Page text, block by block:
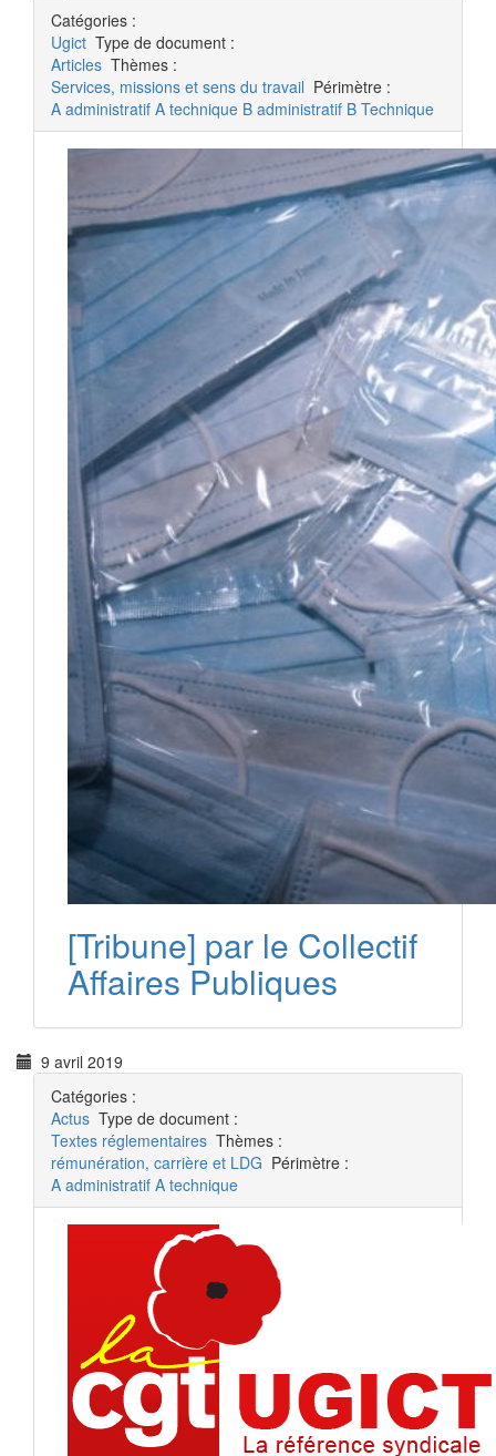
Catégories :
Ugict Type de document :
Articles Thèmes :
Services, missions et sens du travail Périmètre :
A administratif A technique B administratif B Technique
[Tribune] par le Collectif
Affaires Publiques
9 avril 2019
Catégories :
Actus Type de document :
Textes réglementaires Thèmes :
rémunération, carrière et LDG Périmètre :
A administratif A technique